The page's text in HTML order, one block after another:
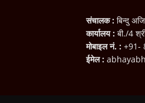
संचालक : बिन्दु
कार्यालय : बी./4
मोबाइल नं. : +91-
ईमेल :